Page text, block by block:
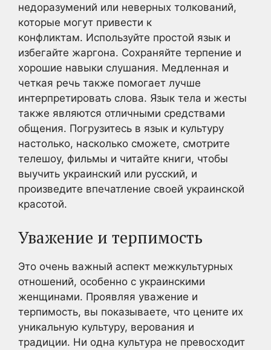
недоразумений или неверных толкований,
которые могут привести к
конфликтам. Используйте простой язык и
избегайте жаргона. Сохраняйте терпение и
хорошие навыки слушания. Медленная и
четкая речь также помогает лучше
интерпретировать слова. Язык тела и жесты
также являются отличными средствами
общения. Погрузитесь в язык и культуру
настолько, насколько сможете, смотрите
телешоу, фильмы и читайте книги, чтобы
выучить украинский или русский, и
произведите впечатление своей украинской
красотой.
Уважение и терпимость
Это очень важный аспект межкультурных
отношений, особенно с украинскими
женщинами. Проявляя уважение и
терпимость, вы показываете, что цените их
уникальную культуру, верования и
традиции. Ни одна культура не превосходит